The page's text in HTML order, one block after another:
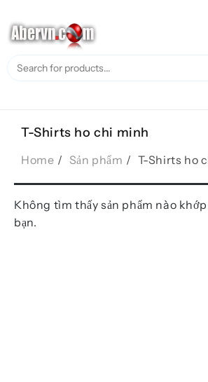
to
content
T-Shirts ho chi minh
Home Sản phẩm T-Shirts ho
Không tìm thấy sản phẩm nào
bạn.